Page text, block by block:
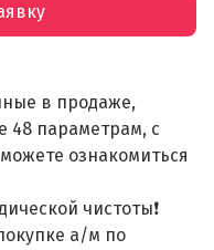
в продаже,
48 параметрам, с
ознакомиться
чистоты❗
а/м по